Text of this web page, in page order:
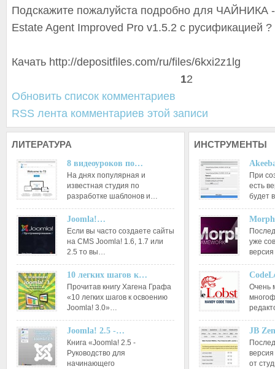
Подскажите пожалуйста подробно для ЧАЙНИКА -
Estate Agent Improved Pro v1.5.2 с русификацией ?
Качать http://depositfiles.com/ru/files/6kxi2z1lg
12
Обновить список комментариев
RSS лента комментариев этой записи
ЛИТЕРАТУРА
8 видеоуроков по…
На днях популярная и
известная студия по
разработке шаблонов и…
Joomla!…
Если вы часто создаете сайты
на CMS Joomla! 1.6, 1.7 или
2.5 то вы…
10 легких шагов к…
Прочитав книгу Хагена Графа
«10 легких шагов к освоению
Joomla! 3.0»…
Joomla! 2.5 -…
Книга «Joomla! 2.5 -
Руководство для
начинающего
ИНСТРУМЕНТЫ
При
есть
будет
уже
Очень
JB
от